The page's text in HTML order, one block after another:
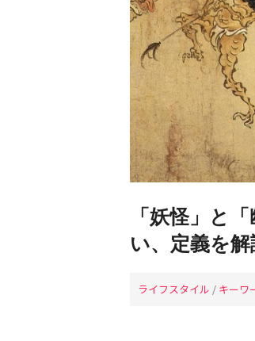
「妖怪」と
い、定義を解
ライフスタイル / キーワ